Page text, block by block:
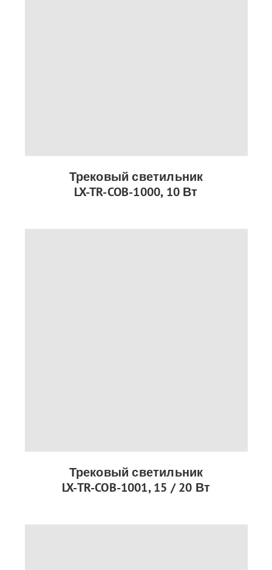
Трековый светильник
LX-TR-COB-1000, 10 Вт
Трековый светильник
LX-TR-COB-1001, 15 / 20 Вт